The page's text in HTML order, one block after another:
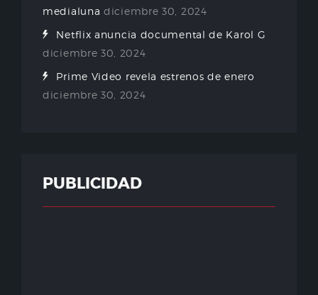
medialuna diciembre 30, 2024
Netflix anuncia documental de Karol G
diciembre 30, 2024
Prime Video revela estrenos de enero
diciembre 30, 2024
PUBLICIDAD